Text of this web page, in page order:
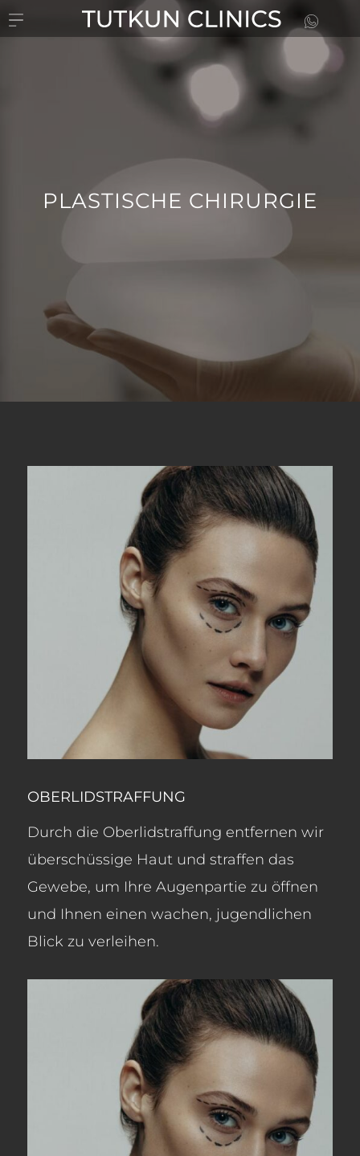
PLASTISCHE CHIRURGIE
OBERLIDSTRAFFUNG
Durch die Oberlidstraffung entfernen wir
überschüssige Haut und straffen das
Gewebe, um Ihre Augenpartie zu öffnen
und Ihnen einen wachen, jugendlichen
Blick zu verleihen.